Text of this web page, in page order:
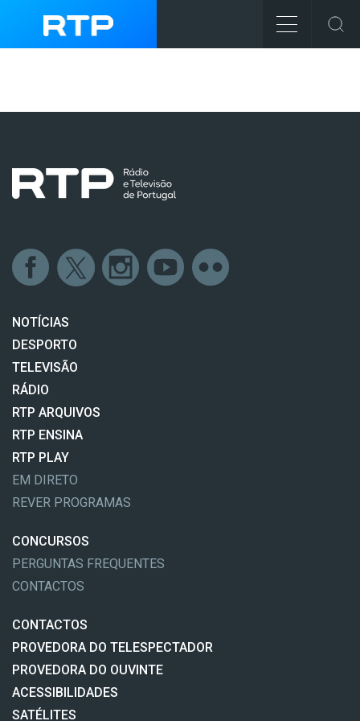
NOTÍCIAS
DESPORTO
TELEVISÃO
RÁDIO
RTP ARQUIVOS
RTP ENSINA
RTP PLAY
EM DIRETO
REVER PROGRAMAS
CONCURSOS
PERGUNTAS FREQUENTES
CONTACTOS
CONTACTOS
PROVEDORA DO TELESPECTADOR
PROVEDORA DO OUVINTE
ACESSIBILIDADES
SATÉLITES